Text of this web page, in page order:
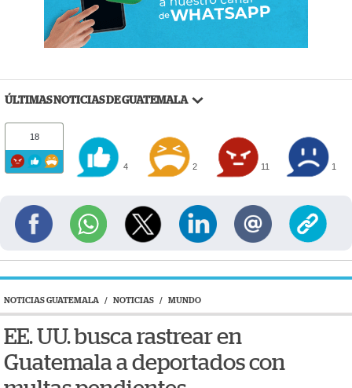
ÚLTIMAS NOTICIAS DE GUATEMALA
18
4 2 11 1
NOTICIAS GUATEMALA / NOTICIAS / MUNDO
EE. UU. busca rastrear en
Guatemala a deportados con